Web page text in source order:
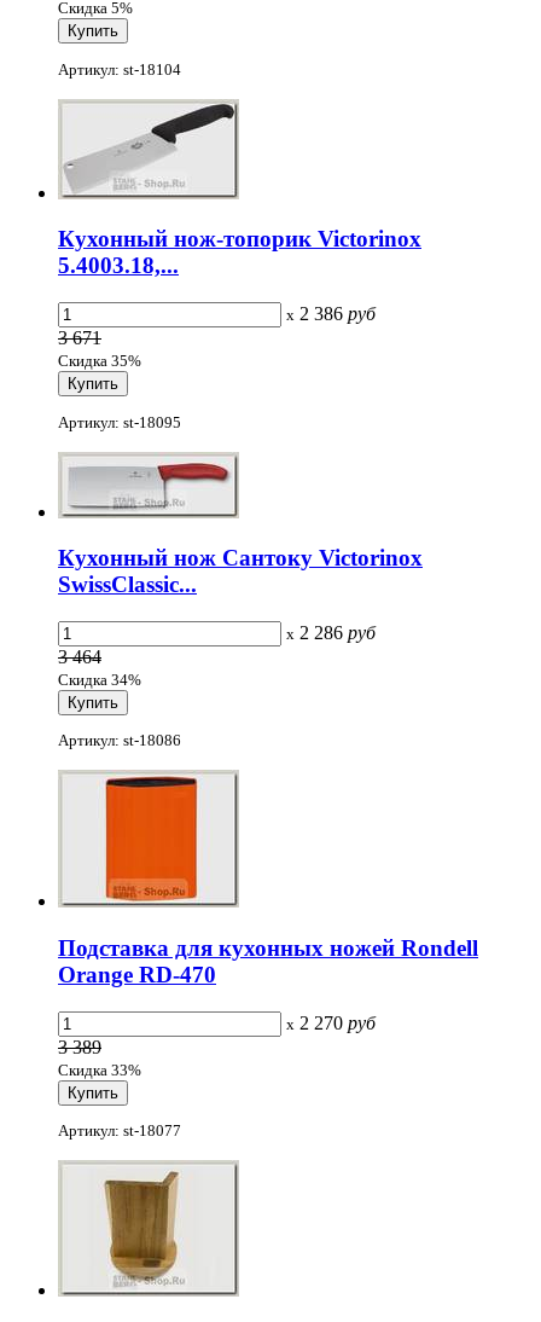
Скидка 5%
Артикул: st-18104
Кухонный нож-топорик Victorinox
5.4003.18,...
x 2 386 руб
3 671
Скидка 35%
Артикул: st-18095
Кухонный нож Сантоку Victorinox
SwissClassic...
x 2 286 руб
3 464
Скидка 34%
Артикул: st-18086
Подставка для кухонных ножей Rondell
Orange RD-470
x 2 270 руб
3 389
Скидка 33%
Артикул: st-18077